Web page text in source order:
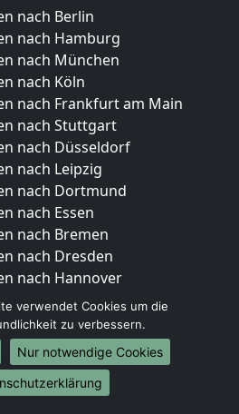
nach Berlin
nach Hamburg
nach München
nach Köln
nach Frankfurt am Main
nach Stuttgart
nach Düsseldorf
nach Leipzig
nach Dortmund
nach Essen
nach Bremen
nach Dresden
nach Hannover
nach Nürnberg
nach Duisburg
nach Bochum
nach Wuppertal
nach Bielefeld
verwendet Cookies um die
zu verbessern.
Nur notwendige Cookies